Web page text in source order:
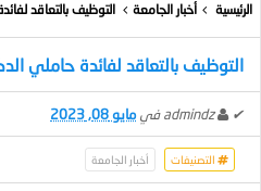
الرئيسية أخبار الجامعة التوظيف بالتعاقد
التوظيف بالتعاقد لفائدة حاملي
✔
admindz فيمايو 08, 2023
التصنيفات أخبار الجامعة